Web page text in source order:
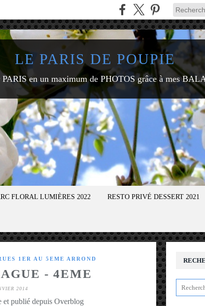
LE PARIS DE POUPIE
en un maximum de PHOTOS grâce à mes
FLORAL LUMIÈRES 2022 RESTO PRIVÉ DESSERT 2021
1ER AU 5EME ARROND
- 4EME
2014
et publié depuis Overblog